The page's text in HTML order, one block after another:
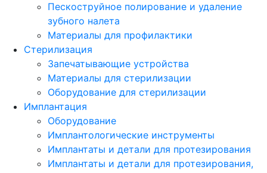
Пескоструйное полирование и удаление
зубного налета
Материалы для профилактики
Стерилизация
Запечатывающие устройства
Материалы для стерилизации
Оборудование для стерилизации
Имплантация
Оборудование
Имплантологические инструменты
Имплантаты и детали для протезирования
Имплантаты и детали для протезирования,